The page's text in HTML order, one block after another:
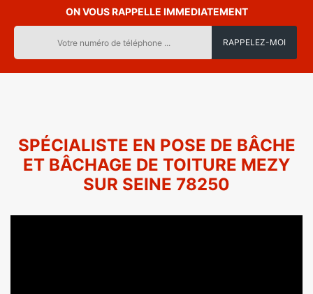
ON VOUS RAPPELLE IMMEDIATEMENT
SPÉCIALISTE EN POSE DE BÂCHE
ET BÂCHAGE DE TOITURE MEZY
SUR SEINE 78250